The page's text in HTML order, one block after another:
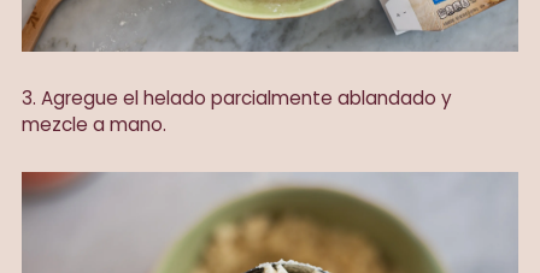
3. Agregue el helado parcialmente ablandado y
mezcle a mano.